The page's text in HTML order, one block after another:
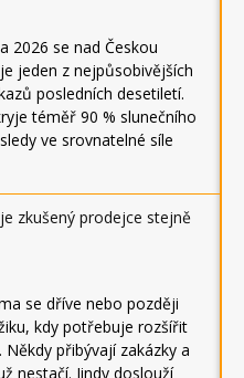
2026 se nad Českou
jeden z nejpůsobivějších
posledních desetiletí.
téměř 90 % slunečního
ve srovnatelné síle
zkušený prodejce stejně
se dříve nebo později
kdy potřebuje rozšířit
přibývají zakázky a
nestačí. Jindy doslouží